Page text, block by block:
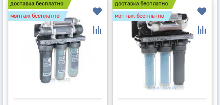
доставка бесплатно
монтаж бесплатно
доставка бесплатно
монтаж бесплатно